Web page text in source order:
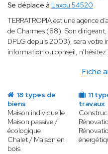
Fiche
Se déplace à Laxou 54520
TERRATROPIA est une agence
de Charmes (88). Son
DPLG depuis 2003), sera votre
information ou conseil, n’hésitez
18 types de
biens
Maison individuelle
Maison passive /
écologique
Chalet / Maison en
bois
11
travaux